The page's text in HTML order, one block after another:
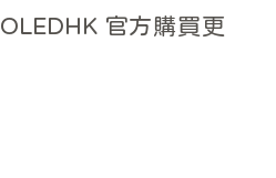
官方購買更